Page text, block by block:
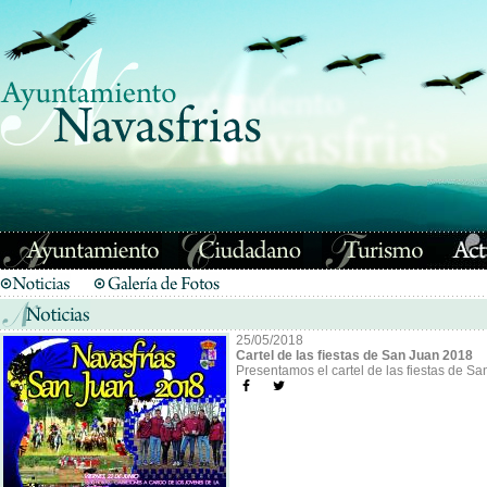
25/05/2018
Cartel de las fiestas de San Juan 2018
Presentamos el cartel de las fiestas de